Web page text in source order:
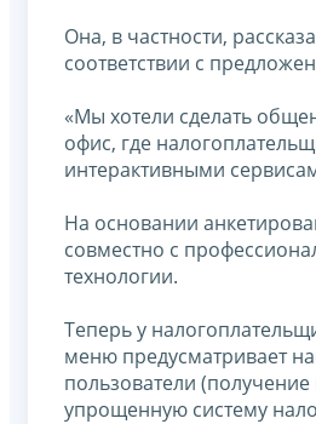
Она, в частности,
соответствии с
«Мы хотели сделать
офис, где
интерактивными
На основании
совместно с
технологии.
Теперь у
меню предусматривает
пользователи
упрощенную систему